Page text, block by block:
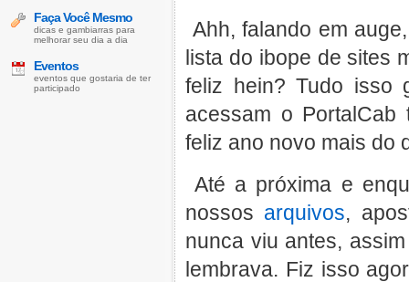
Ahh, falando em
lista do ibope de sites
feliz hein? Tudo isso
acessam o
feliz ano novo mais do
Até a próxima e
nossos arquivos,
nunca viu antes,
lembrava. Fiz isso
Faça Você Mesmo
dicas e gambiarras para
melhorar seu dia a dia
Eventos
eventos que gostaria de ter
participado